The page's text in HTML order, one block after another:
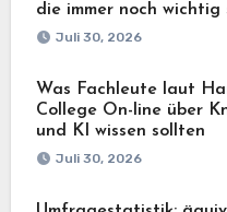
die immer noch wichtig
Juli 30, 2026
Was Fachleute laut
College On-line über
und KI wissen sollten
Juli 30, 2026